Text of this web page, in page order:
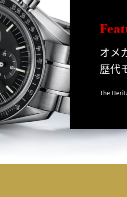
オメ
歴代
The